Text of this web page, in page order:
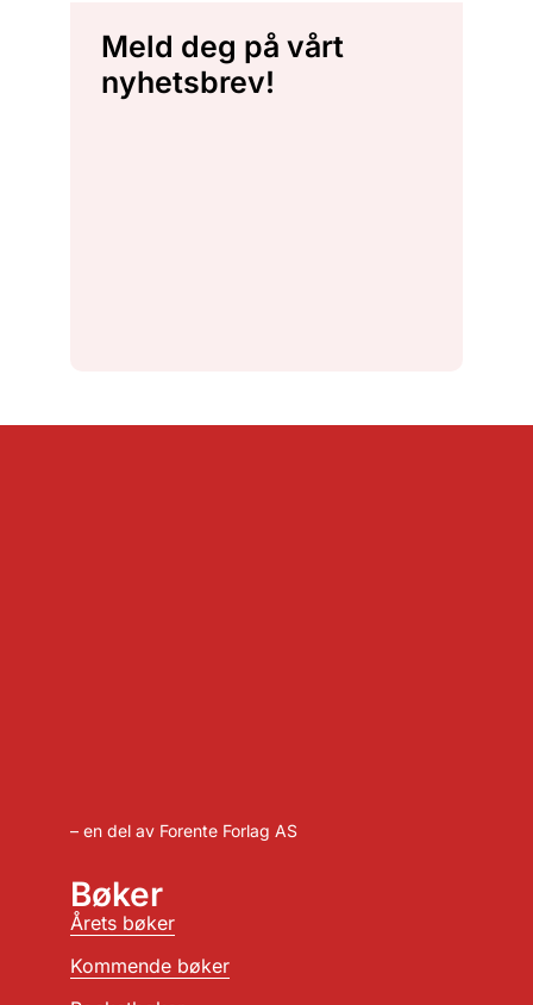
Meld deg på vårt
nyhetsbrev!
– en del av Forente Forlag AS
Bøker
Årets bøker
Kommende bøker